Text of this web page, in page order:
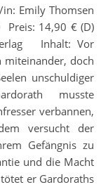
Preis: 14,90 € (D)
Inhalt: Vor
miteinander, doch
unschuldiger
musste
verbannen,
versucht der
Gefängnis zu
und die Macht
er Gardoraths